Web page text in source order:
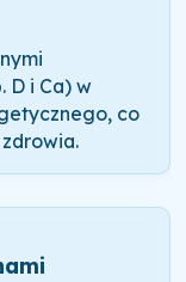
D i Ca) w
co